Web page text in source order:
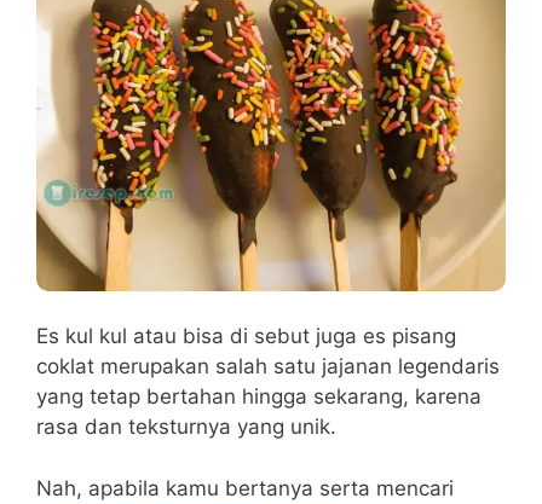
Es kul kul atau bisa di sebut juga es pisang
coklat merupakan salah satu jajanan legendaris
yang tetap bertahan hingga sekarang, karena
rasa dan teksturnya yang unik.
Nah, apabila kamu bertanya serta mencari